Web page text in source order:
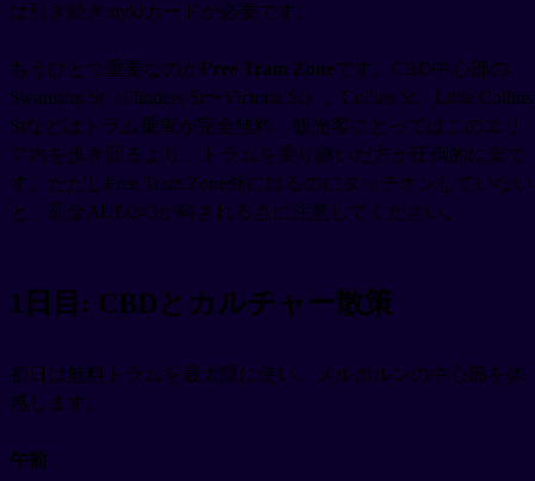
は引き続きmykiカードが必要です。
もうひとつ重要なのがFree Tram Zoneです。CBD中心部の
Swanston St（Flinders St〜Victoria St）、Collins St、Little Collins
Stなどはトラム乗車が完全無料。観光客にとってはこのエリ
ア内を歩き回るより、トラムを乗り継いだ方が圧倒的に楽で
す。ただしFree Tram Zone外に出るのにタッチオンしていない
と、罰金AUD243が科される点に注意してください。
1日目: CBDとカルチャー散策
初日は無料トラムを最大限に使い、メルボルンの中心部を体
感します。
午前